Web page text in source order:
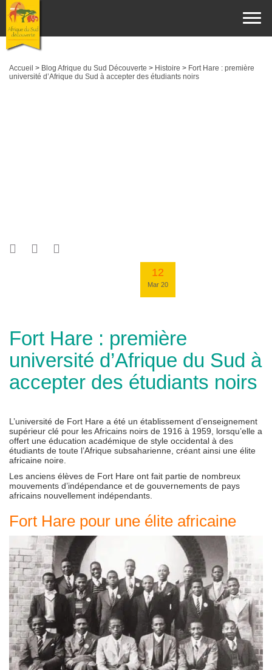
Accueil > Blog Afrique du Sud Découverte > Histoire > Fort Hare : première
université d’Afrique du Sud à accepter des étudiants noirs
12
Mar 20
Fort Hare : première
université d’Afrique du Sud à
accepter des étudiants noirs
L’université de Fort Hare a été un établissement d’enseignement
supérieur clé pour les Africains noirs de 1916 à 1959, lorsqu’elle a
offert une éducation académique de style occidental à des
étudiants de toute l’Afrique subsaharienne, créant ainsi une élite
africaine noire.
Les anciens élèves de Fort Hare ont fait partie de nombreux
mouvements d’indépendance et de gouvernements de pays
africains nouvellement indépendants.
Fort Hare pour une élite africaine